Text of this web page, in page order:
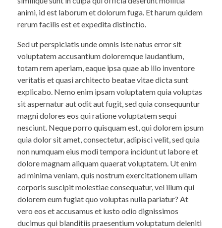
animi, id est laborum et dolorum fuga. Et harum quidem
rerum facilis est et expedita distinctio.
Sed ut perspiciatis unde omnis iste natus error sit
voluptatem accusantium doloremque laudantium,
totam rem aperiam, eaque ipsa quae ab illo inventore
veritatis et quasi architecto beatae vitae dicta sunt
explicabo. Nemo enim ipsam voluptatem quia voluptas
sit aspernatur aut odit aut fugit, sed quia consequuntur
magni dolores eos qui ratione voluptatem sequi
nesciunt. Neque porro quisquam est, qui dolorem ipsum
quia dolor sit amet, consectetur, adipisci velit, sed quia
non numquam eius modi tempora incidunt ut labore et
dolore magnam aliquam quaerat voluptatem. Ut enim
ad minima veniam, quis nostrum exercitationem ullam
corporis suscipit molestiae consequatur, vel illum qui
dolorem eum fugiat quo voluptas nulla pariatur? At
vero eos et accusamus et iusto odio dignissimos
ducimus qui blanditiis praesentium voluptatum deleniti